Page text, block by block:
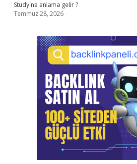
Study ne anlama gelir ?
Temmuz 28, 2026